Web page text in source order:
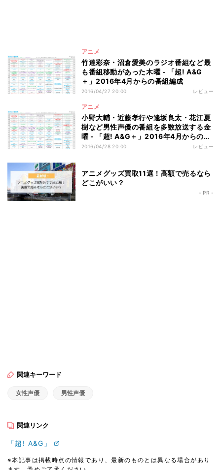
アニメ
竹達彩奈・沼倉愛美のラジオ番組など最
も番組移動があった木曜 - 「超! A&G
＋」2016年4月からの番組編成
2016/04/27 20:00 レビュー
アニメ
小野大輔・近藤孝行や逢坂良太・花江夏
樹など男性声優の番組を多数放送する金
曜 - 「超! A&G＋」2016年4月からの番
組編成
2016/04/28 20:00 レビュー
アニメグッズ買取11選！高額で売るなら
どこがいい？
- PR -
関連キーワード
女性声優 男性声優
関連リンク
「超! A&G」
※本記事は掲載時点の情報であり、最新のものとは異なる場合があり